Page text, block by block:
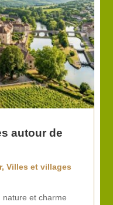
autour de
,Villes et villages
nature et charme